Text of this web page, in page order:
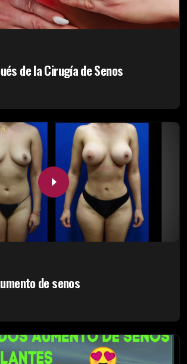
de la Cirugía de Senos
de senos